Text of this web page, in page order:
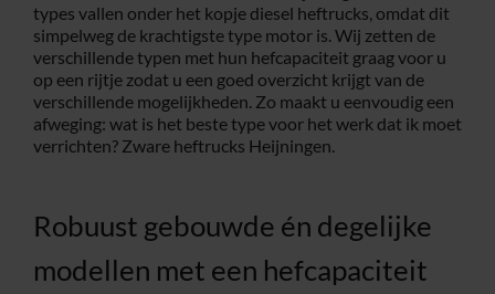
Services
Contact
types vallen onder het kopje diesel heftrucks, omdat dit
simpelweg de krachtigste type motor is. Wij zetten de
verschillende typen met hun hefcapaciteit graag voor u
op een rijtje zodat u een goed overzicht krijgt van de
verschillende mogelijkheden. Zo maakt u eenvoudig een
afweging: wat is het beste type voor het werk dat ik moet
verrichten? Zware heftrucks Heijningen.
Robuust gebouwde én degelijke
modellen met een hefcapaciteit